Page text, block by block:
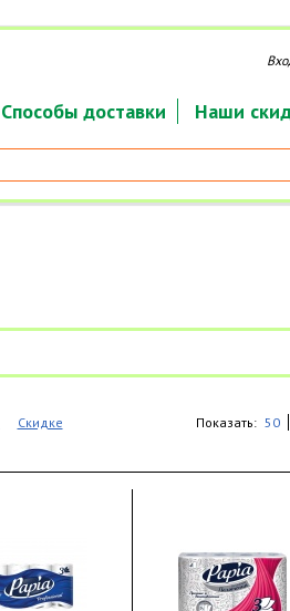
Способы доставки Наши
Скидке Показать: 50